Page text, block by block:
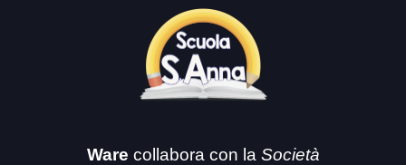
Ware collabora con la Società